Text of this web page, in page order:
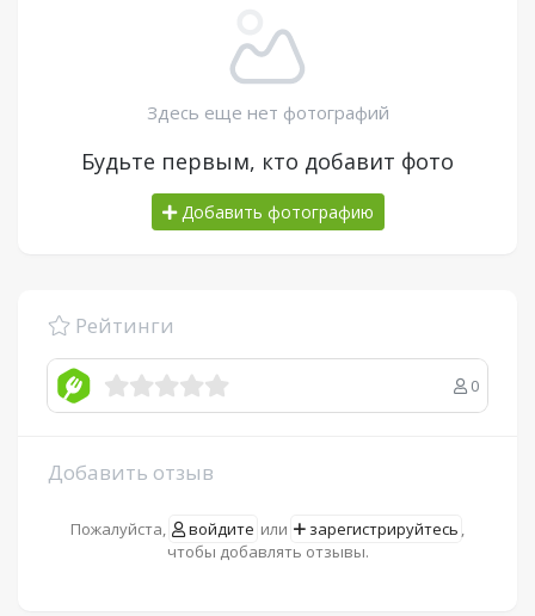
Здесь еще нет фотографий
Будьте первым, кто добавит фото
Добавить фотографию
Рейтинги
0
Добавить отзыв
Пожалуйста, войдите или зарегистрируйтесь ,
чтобы добавлять отзывы.